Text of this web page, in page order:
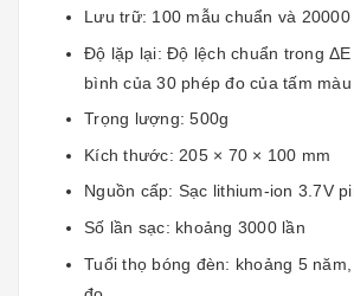
Lưu trữ: 100 mẫu chuẩn và 20000
Độ lặp lại: Độ lệch chuẩn trong
bình của 30 phép đo của tấm
Trọng lượng: 500g
Kích thước: 205 × 70 × 100 mm
Nguồn cấp: Sạc lithium-ion 3.7V
Số lần sạc: khoảng 3000 lần
Tuổi thọ bóng đèn: khoảng 5